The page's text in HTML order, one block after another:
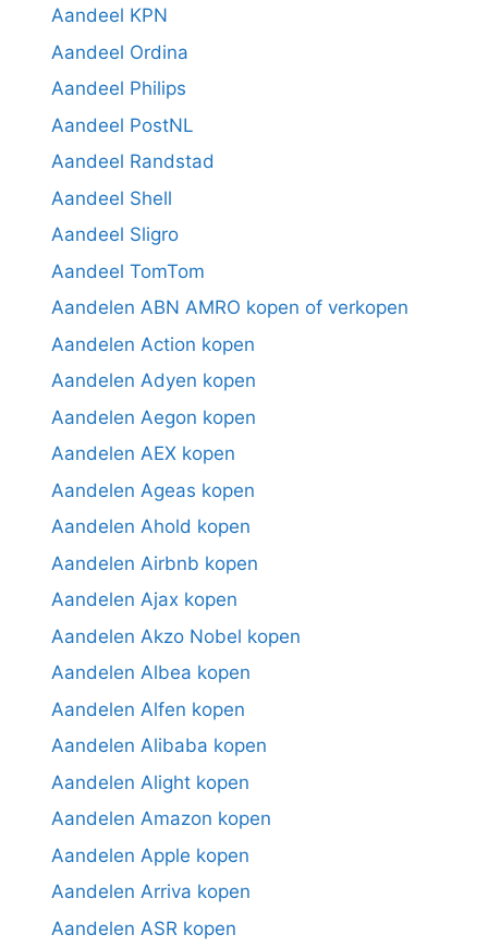
Aandeel KPN
Aandeel Ordina
Aandeel Philips
Aandeel PostNL
Aandeel Randstad
Aandeel Shell
Aandeel Sligro
Aandeel TomTom
Aandelen ABN AMRO kopen of verkopen
Aandelen Action kopen
Aandelen Adyen kopen
Aandelen Aegon kopen
Aandelen AEX kopen
Aandelen Ageas kopen
Aandelen Ahold kopen
Aandelen Airbnb kopen
Aandelen Ajax kopen
Aandelen Akzo Nobel kopen
Aandelen Albea kopen
Aandelen Alfen kopen
Aandelen Alibaba kopen
Aandelen Alight kopen
Aandelen Amazon kopen
Aandelen Apple kopen
Aandelen Arriva kopen
Aandelen ASR kopen